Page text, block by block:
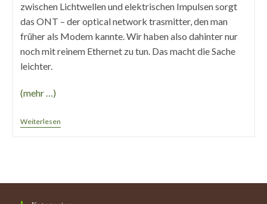
zwischen Lichtwellen und elektrischen Impulsen sorgt
das ONT – der optical network trasmitter, den man
früher als Modem kannte. Wir haben also dahinter nur
noch mit reinem Ethernet zu tun. Das macht die Sache
leichter.
(mehr …)
WeiterlesenEnergis-
Glasfaseranschluss